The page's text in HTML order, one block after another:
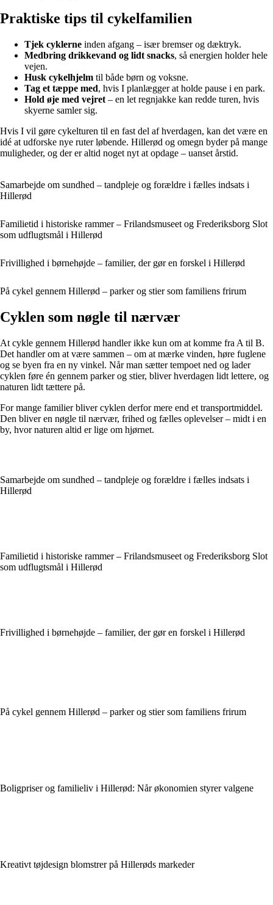
Praktiske tips til cykelfamilien
Tjek cyklerne inden afgang – især bremser og dæktryk.
Medbring drikkevand og lidt snacks, så energien holder hele
vejen.
Husk cykelhjelm til både børn og voksne.
Tag et tæppe med, hvis I planlægger at holde pause i en park.
Hold øje med vejret – en let regnjakke kan redde turen, hvis
skyerne samler sig.
Hvis I vil gøre cykelturen til en fast del af hverdagen, kan det være en
idé at udforske nye ruter løbende. Hillerød og omegn byder på mange
muligheder, og der er altid noget nyt at opdage – uanset årstid.
Samarbejde om sundhed – tandpleje og forældre i fælles indsats i
Hillerød
Familietid i historiske rammer – Frilandsmuseet og Frederiksborg Slot
som udflugtsmål i Hillerød
Frivillighed i børnehøjde – familier, der gør en forskel i Hillerød
På cykel gennem Hillerød – parker og stier som familiens frirum
Cyklen som nøgle til nærvær
At cykle gennem Hillerød handler ikke kun om at komme fra A til B.
Det handler om at være sammen – om at mærke vinden, høre fuglene
og se byen fra en ny vinkel. Når man sætter tempoet ned og lader
cyklen føre én gennem parker og stier, bliver hverdagen lidt lettere, og
naturen lidt tættere på.
For mange familier bliver cyklen derfor mere end et transportmiddel.
Den bliver en nøgle til nærvær, frihed og fælles oplevelser – midt i en
by, hvor naturen altid er lige om hjørnet.
Samarbejde om sundhed – tandpleje og forældre i fælles indsats i
Hillerød
Familietid i historiske rammer – Frilandsmuseet og Frederiksborg Slot
som udflugtsmål i Hillerød
Frivillighed i børnehøjde – familier, der gør en forskel i Hillerød
På cykel gennem Hillerød – parker og stier som familiens frirum
Boligpriser og familieliv i Hillerød: Når økonomien styrer valgene
Kreativt tøjdesign blomstrer på Hillerøds markeder